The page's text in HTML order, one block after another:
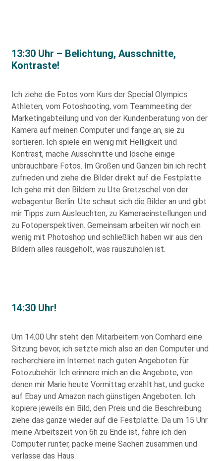
13:30 Uhr – Belichtung, Ausschnitte,
Kontraste!
Ich ziehe die Fotos vom Kurs der Special Olympics
Athleten, vom Fotoshooting, vom Teammeeting der
Marketingabteilung und von der Kundenberatung von der
Kamera auf meinen Computer und fange an, sie zu
sortieren. Ich spiele ein wenig mit Helligkeit und
Kontrast, mache Ausschnitte und lösche einige
unbrauchbare Fotos. Im Großen und Ganzen bin ich recht
zufrieden und ziehe die Bilder direkt auf die Festplatte.
Ich gehe mit den Bildern zu Ute Gretzschel von der
webagentur Berlin. Ute schaut sich die Bilder an und gibt
mir Tipps zum Ausleuchten, zu Kameraeinstellungen und
zu Fotoperspektiven. Gemeinsam arbeiten wir noch ein
wenig mit Photoshop und schließlich haben wir aus den
Bildern alles rausgeholt, was rauszuholen ist.
14:30 Uhr!
Um 14.00 Uhr steht den Mitarbeitern von Comhard eine
Sitzung bevor, ich setzte mich also an den Computer und
recherchiere im Internet nach guten Angeboten für
Fotozubehör. Ich erinnere mich an die Angebote, von
denen mir Marie heute Vormittag erzählt hat, und gucke
auf Ebay und Amazon nach günstigen Angeboten. Ich
kopiere jeweils ein Bild, den Preis und die Beschreibung
ziehe das ganze wieder auf die Festplatte. Da um 15 Uhr
meine Arbeitszeit von 6h zu Ende ist, fahre ich den
Computer runter, packe meine Sachen zusammen und
verlasse das Haus.